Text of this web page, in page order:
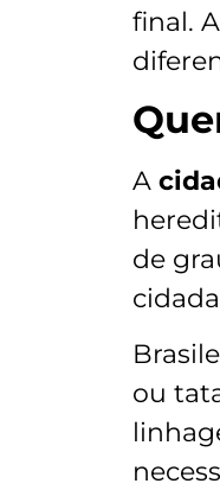
final.
A
de
ou